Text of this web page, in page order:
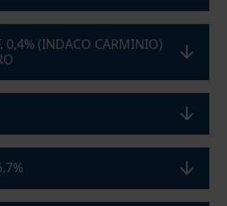
0,4% (INDACO CARMINIO)